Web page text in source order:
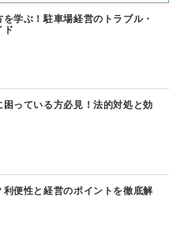
学ぶ！駐車場経営のトラブル・
ド
っている方必見！法的対処と効
利便性と経営のポイントを徹底解